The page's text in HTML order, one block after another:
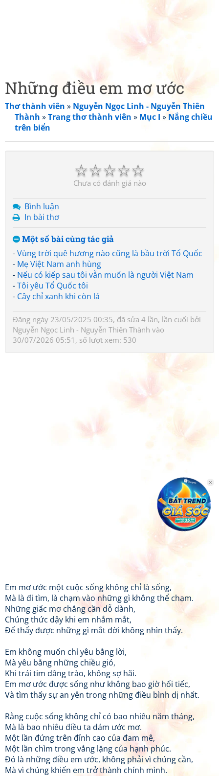
Những điều em mơ ước
Thơ thành viên » Nguyễn Ngọc Linh - Nguyễn Thiên
Thành »Trang thơ thành viên » Mục I » Nắng chiều
trên biển
☆
☆
☆
☆
☆
Chưa có đánh giá nào
Bình luận
In bài thơ
Một số bài cùng tác giả
-Vùng trời quê hương nào cũng là bầu trời Tổ Quốc
- Mẹ Việt Nam anh hùng
- Nếu có kiếp sau tôi vẫn muốn là người Việt Nam
-Tôi yêu Tổ Quốc tôi
- Cây chỉ xanh khi còn lá
Đăng ngày 23/05/2025 00:35, đã sửa 4 lần, lần cuối bởi
Nguyễn Ngọc Linh - Nguyễn Thiên Thành vào
30/07/2026 05:51, số lượt xem: 530
Em mơ ước một cuộc sống không chỉ là sống,
Mà là đi tìm, là chạm vào những gì không thể chạm.
Những giấc mơ chẳng cần dỗ dành,
Chúng thức dậy khi em nhắm mắt,
Để thấy được những gì mắt đời không nhìn thấy.
Em không muốn chỉ yêu bằng lời,
Mà yêu bằng những chiều gió,
Khi trái tim dâng trào, không sợ hãi.
Em mơ ước được sống như không bao giờ hối tiếc,
Và tìm thấy sự an yên trong những điều bình dị nhất.
Rằng cuộc sống không chỉ có bao nhiêu năm tháng,
Mà là bao nhiêu điều ta dám ước mơ.
Một lần đứng trên đỉnh cao của đam mê,
Một lần chìm trong vắng lặng của hạnh phúc.
Đó là những điều em ước, không phải vì chúng cần,
Mà vì chúng khiến em trở thành chính mình.